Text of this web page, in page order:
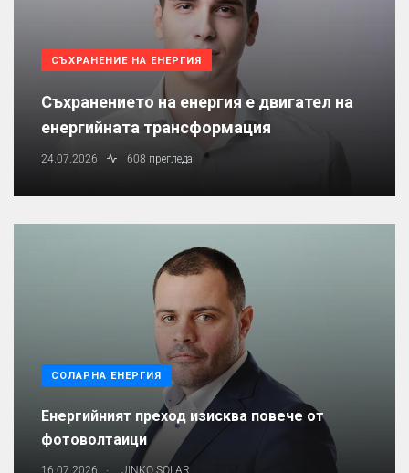
СЪХРАНЕНИЕ НА ЕНЕРГИЯ
Съхранението на енергия е двигател на
енергийната трансформация
24.07.2026 608 прегледа
СОЛАРНА ЕНЕРГИЯ
Енергийният преход изисква повече от
фотоволтаици
.